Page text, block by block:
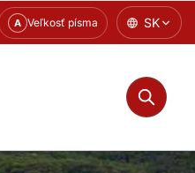
A Veľkosť písma SK